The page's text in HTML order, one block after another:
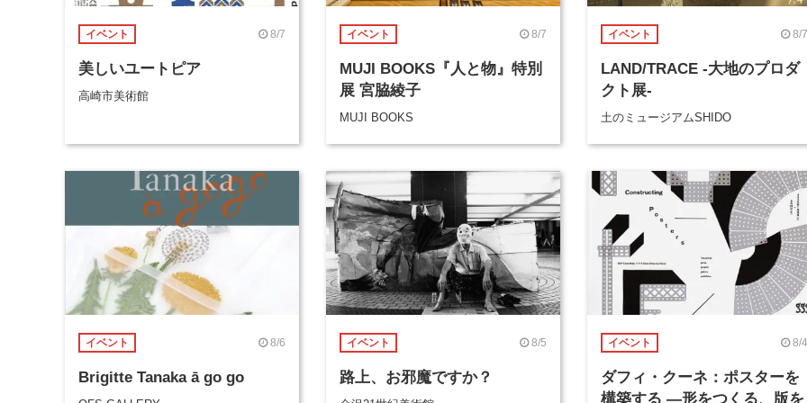
イベント 8/7
美しいユートピア
高崎市美術館
イベント 8/7
MUJI BOOKS『人と物』特別
展 宮脇綾子
MUJI BOOKS
イベント 8/7
LAND/TRACE -大地のプロダ
クト展-
土のミュージアムSHIDO
イベント 8/6
Brigitte Tanaka ā go go
イベント 8/5
路上、お邪魔ですか？
イベント 8/4
ダフィ・クーネ：ポスターを
構築する ―形をつくる、版を